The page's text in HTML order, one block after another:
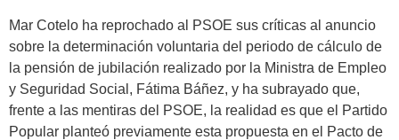
Mar Cotelo ha reprochado al PSOE sus críticas al anuncio
sobre la determinación voluntaria del periodo de cálculo de
la pensión de jubilación realizado por la Ministra de Empleo
y Seguridad Social, Fátima Báñez, y ha subrayado que,
frente a las mentiras del PSOE, la realidad es que el Partido
Popular planteó previamente esta propuesta en el Pacto de